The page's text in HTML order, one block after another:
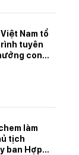
Nam tổ
tuyên
con
năm học
làm
tịch
ban Hợp